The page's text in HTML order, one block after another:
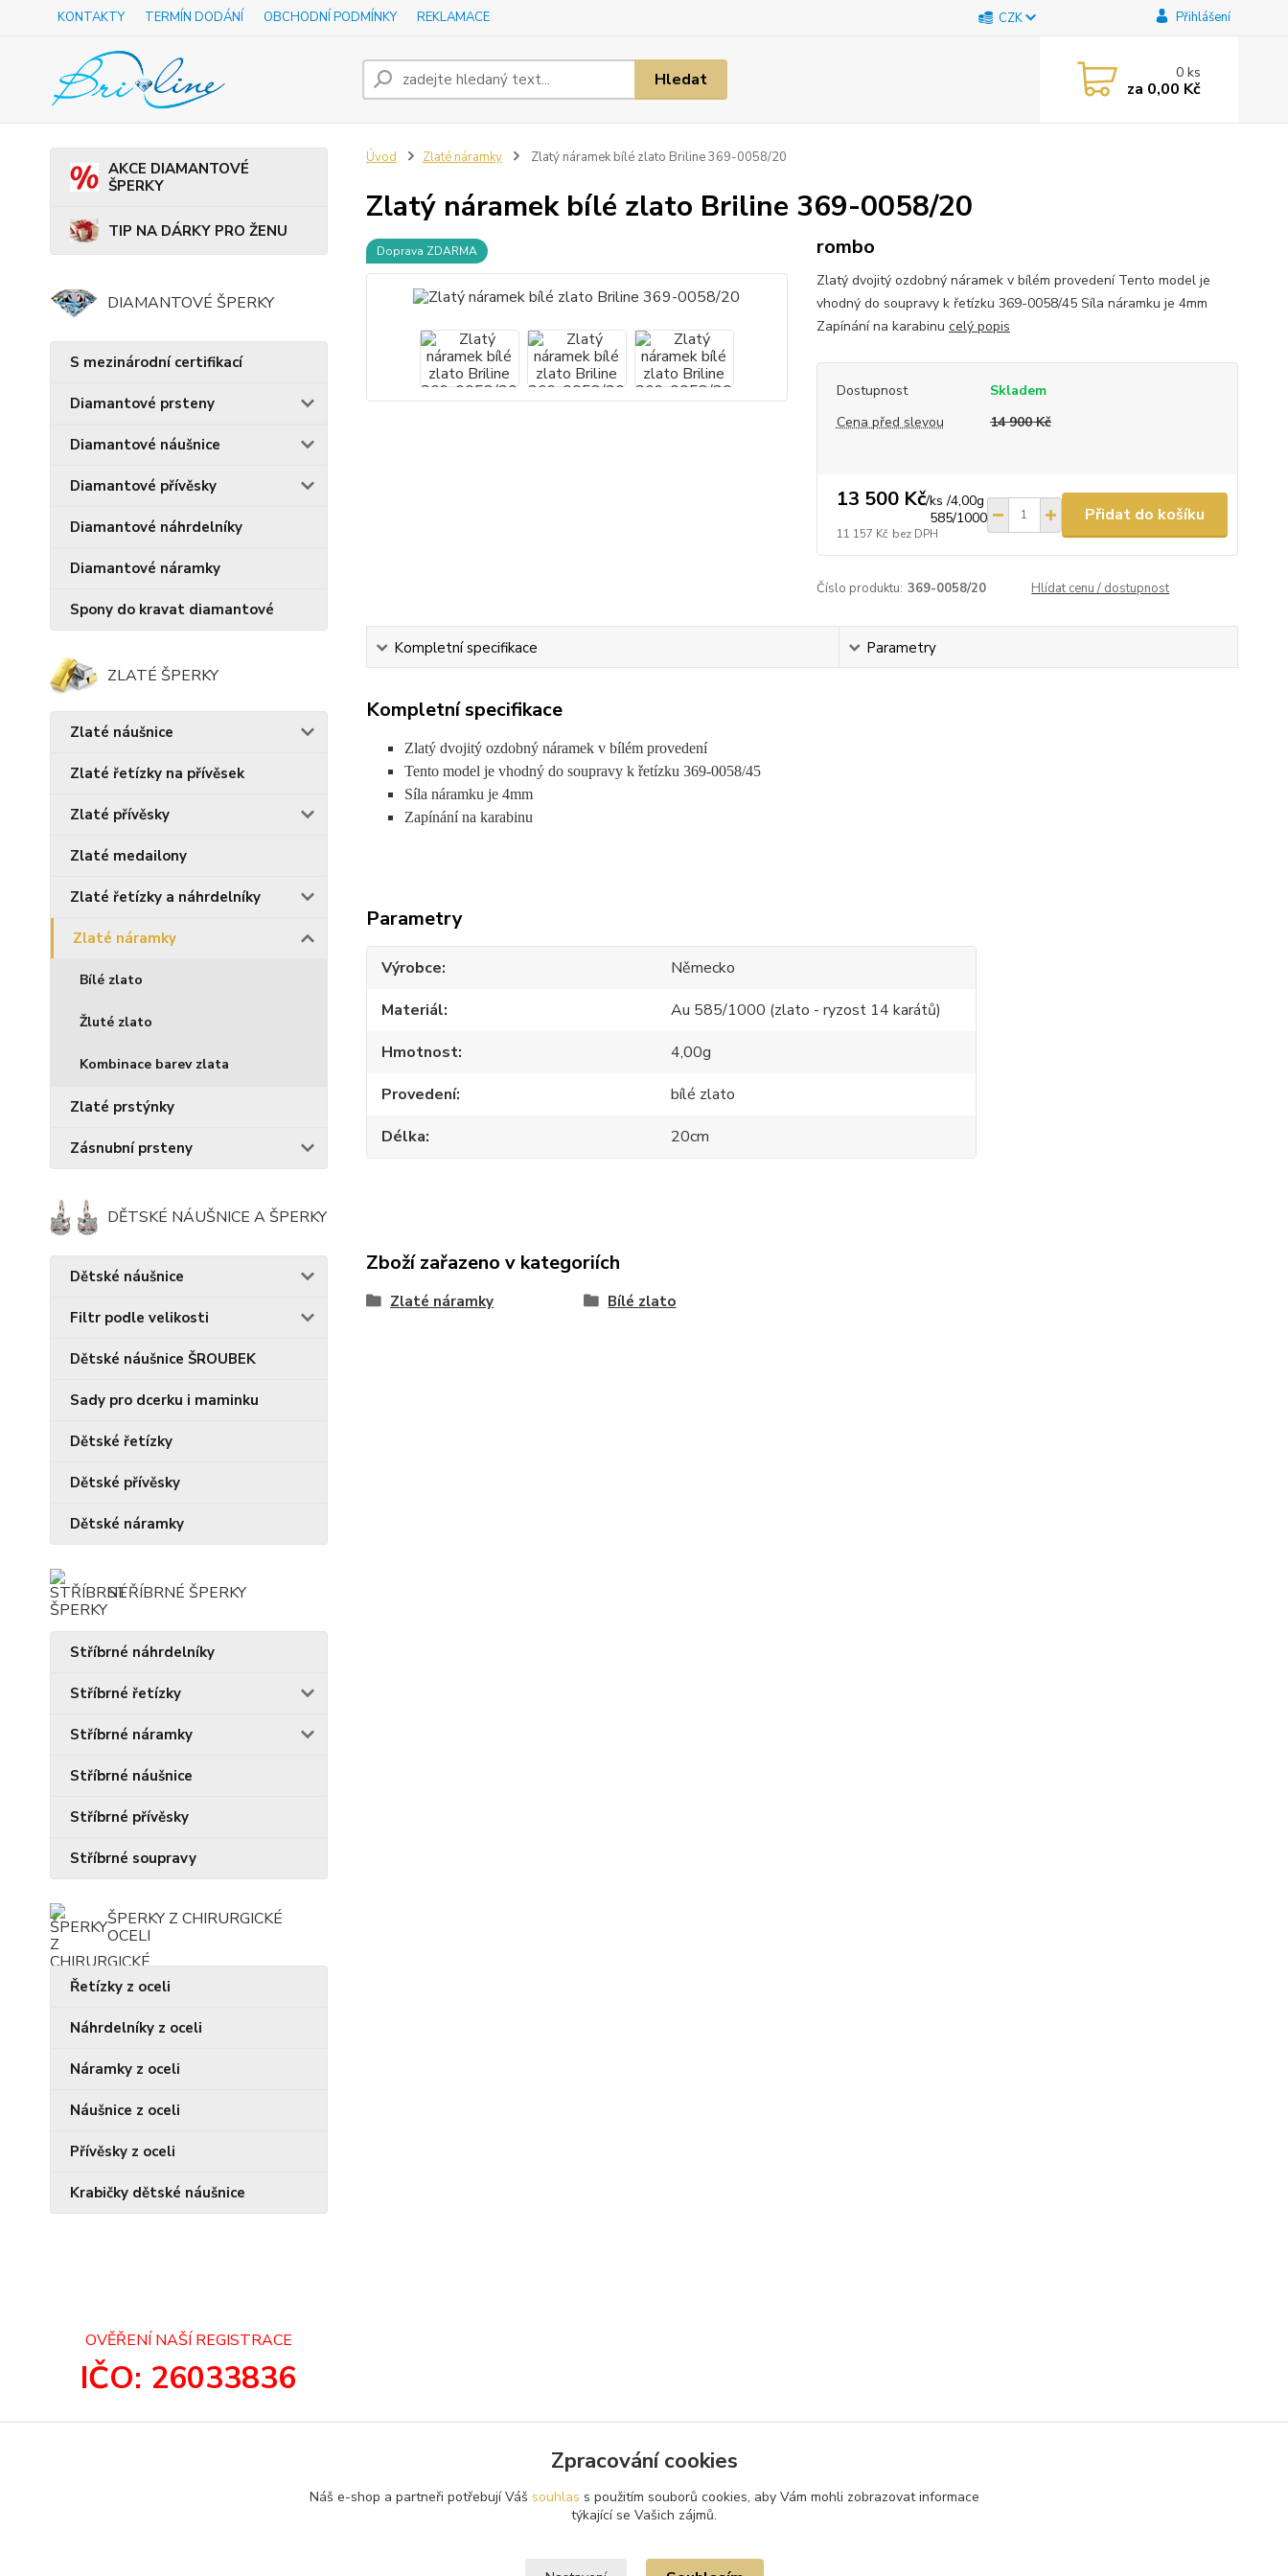
KONTAKTY TERMÍN DODÁNÍ OBCHODNÍ PODMÍNKY REKLAMACE CZK Přihlášení
Hledat 0ks
za 0,00 Kč
AKCE DIAMANTOVÉ
ŠPERKY
TIP NA DÁRKY PRO ŽENU
DIAMANTOVÉ ŠPERKY
S mezinárodní certifikací
Diamantové prsteny
Diamantové náušnice
Diamantové přívěsky
Diamantové náhrdelníky
Diamantové náramky
Spony do kravat diamantové
ZLATÉ ŠPERKY
Zlaté náušnice
Zlaté řetízky na přívěsek
Zlaté přívěsky
Zlaté medailony
Zlaté řetízky a náhrdelníky
Zlaté náramky
Bílé zlato
Žluté zlato
Kombinace barev zlata
Zlaté prstýnky
Zásnubní prsteny
DĚTSKÉ NÁUŠNICE A ŠPERKY
Dětské náušnice
Filtr podle velikosti
Dětské náušnice ŠROUBEK
Sady pro dcerku i maminku
Dětské řetízky
Dětské přívěsky
Dětské náramky
STŘÍBRNÉ ŠPERKY
Stříbrné náhrdelníky
Stříbrné řetízky
Stříbrné náramky
Stříbrné náušnice
Stříbrné přívěsky
Stříbrné soupravy
ŠPERKY Z CHIRURGICKÉ
OCELI
Řetízky z oceli
Náhrdelníky z oceli
Náramky z oceli
Náušnice z oceli
Přívěsky z oceli
Krabičky dětské náušnice
OVĚŘENÍ NAŠÍ REGISTRACE
IČO: 26033836
Úvod Zlaté náramky Zlatý náramek bílé zlato Briline 369-0058/20
Zlatý náramek bílé zlato Briline 369-0058/20
Doprava ZDARMA rombo
Zlatý dvojitý ozdobný náramek v bílém provedení Tento model je
vhodný do soupravy k řetízku 369-0058/45 Síla náramku je 4mm
Zapínání na karabinu celý popis
Dostupnost
Skladem
Cena před slevou
14 900 Kč
13 500 Kč/ks /4,00g
585/1000
11 157 Kč bez DPH
Přidat do košíku
Číslo produktu: 369-0058/20 Hlídat cenu / dostupnost
Kompletní specifikace Parametry
Kompletní specifikace
Zlatý dvojitý ozdobný náramek v bílém provedení
Tento model je vhodný do soupravy k řetízku 369-0058/45
Síla náramku je 4mm
Zapínání na karabinu
Parametry
Výrobce
Německo
Materiál
Au 585/1000 (zlato - ryzost 14 karátů)
Hmotnost
4,00g
Provedení
bílé zlato
Délka
20cm
Zboží zařazeno v kategoriích
Zlaté náramky Bílé zlato
Zpracování cookies
Náš e-shop a partneři potřebují Váš souhlas s použitím souborů cookies, aby Vám mohli zobrazovat informace
týkající se Vašich zájmů.